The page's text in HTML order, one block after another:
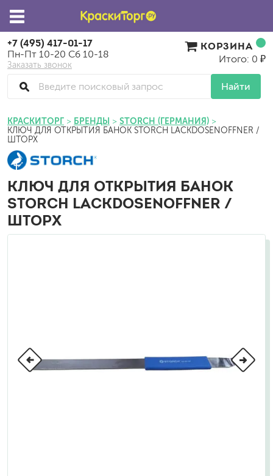
+7 (495) 417-01-17
Пн-Пт 10-20 Сб 10-18
Заказать звонок
Найти
КОРЗИНА
Итого: 0 ₽
КРАСКИТОРГ БРЕНДЫ STORCH (ГЕРМАНИЯ)
КЛЮЧ ДЛЯ ОТКРЫТИЯ БАНОК STORCH LACKDOSENOFFNER /
ШТОРХ
КЛЮЧ ДЛЯ ОТКРЫТИЯ БАНОК
STORCH LACKDOSENOFFNER /
ШТОРХ